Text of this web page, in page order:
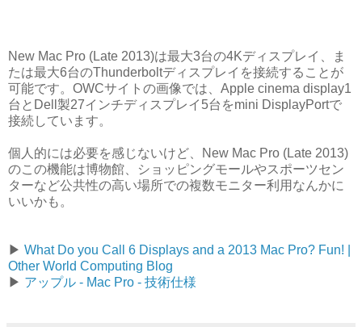
New Mac Pro (Late 2013)は最大3台の4Kディスプレイ、ま
たは最大6台のThunderboltディスプレイを接続することが
可能です。OWCサイトの画像では、Apple cinema display1
台とDell製27インチディスプレイ5台をmini DisplayPortで
接続しています。
個人的には必要を感じないけど、New Mac Pro (Late 2013)
のこの機能は博物館、ショッピングモールやスポーツセン
ターなど公共性の高い場所での複数モニター利用なんかに
いいかも。
▶ What Do you Call 6 Displays and a 2013 Mac Pro? Fun! |
Other World Computing Blog
▶ アップル - Mac Pro - 技術仕様